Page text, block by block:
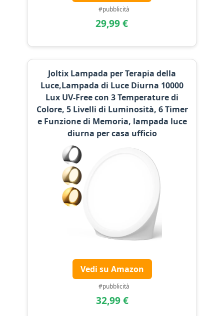
#pubblicità
29,99 €
Joltix Lampada per Terapia della
Luce,Lampada di Luce Diurna 10000
Lux UV-Free con 3 Temperature di
Colore, 5 Livelli di Luminosità, 6 Timer
e Funzione di Memoria, lampada luce
diurna per casa ufficio
Vedi su Amazon
#pubblicità
32,99 €